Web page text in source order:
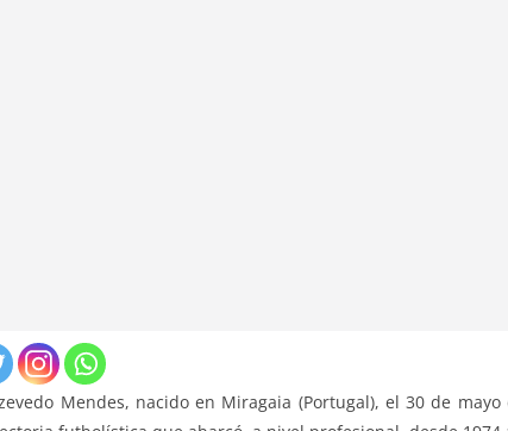
Mendes, nacido en Miragaia (Portugal), el 30 de